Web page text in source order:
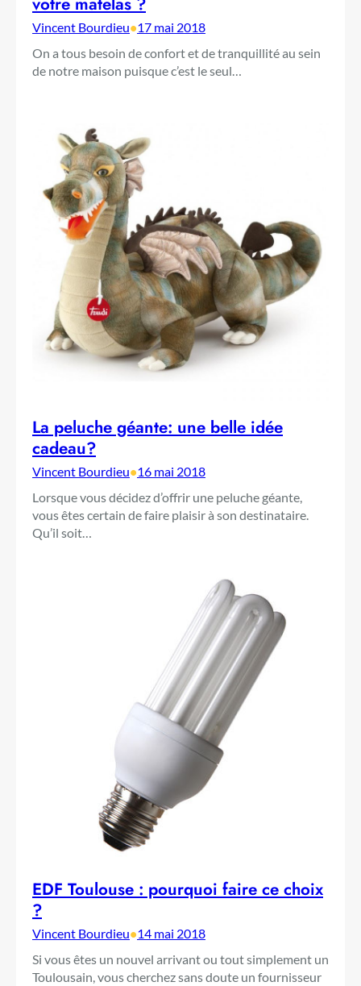
Vincent Bourdieu•17 mai 2018
On a tous besoin de confort et de tranquillité au sein
de notre maison puisque c’est le seul…
La peluche géante: une belle idée
cadeau?
Vincent Bourdieu•16 mai 2018
Lorsque vous décidez d’offrir une peluche géante,
vous êtes certain de faire plaisir à son destinataire.
Qu’il soit…
EDF Toulouse : pourquoi faire ce choix
?
Vincent Bourdieu•14 mai 2018
Si vous êtes un nouvel arrivant ou tout simplement un
Toulousain, vous cherchez sans doute un fournisseur